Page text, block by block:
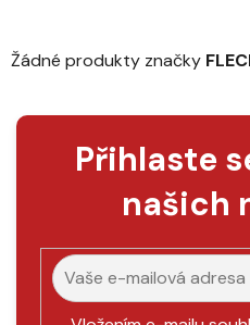
Žádné produkty značky
Přihlaste
našich